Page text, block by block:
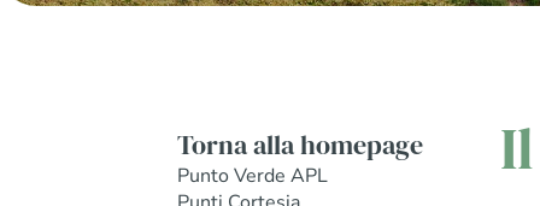
Torna alla homepage
Punto Verde APL